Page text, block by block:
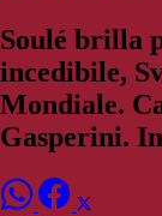
Soulé brilla
incedibile,
Mondiale.
Gasperini.